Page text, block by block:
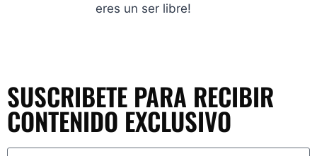
eres un ser libre!
SUSCRIBETE PARA RECIBIR
CONTENIDO EXCLUSIVO